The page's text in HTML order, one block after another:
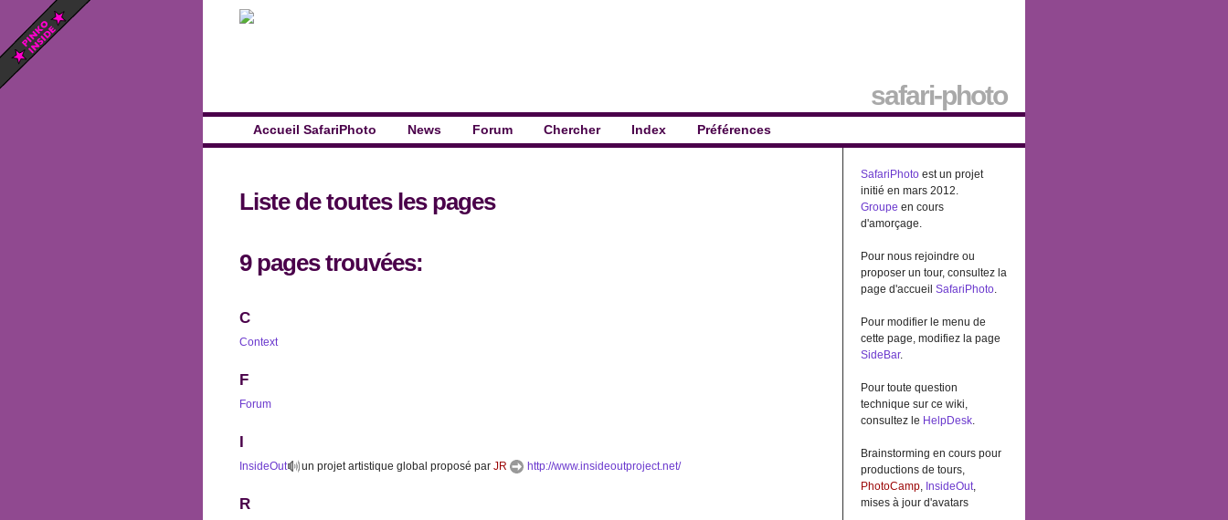
safari-photo
Accueil SafariPhoto News Forum Chercher Index Préférences
Liste de toutes les pages
9 pages trouvées:
C
Context
F
Forum
I
InsideOut un projet artistique global proposé par JR http://www.insideoutproject.net/
R
SafariPhoto est un projet
initié en mars 2012.
Groupe en cours
d'amorçage.
Pour nous rejoindre ou
proposer un tour, consultez la
page d'accueil SafariPhoto
Pour modifier le menu de
cette page, modifiez la page
SideBar.
Pour toute question
technique sur ce wiki,
consultez le HelpDesk
Brainstorming en cours pour
productions de tours,
PhotoCamp InsideOut
mises à jour d'avatars